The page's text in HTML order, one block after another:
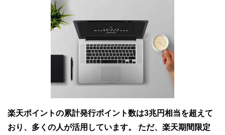
楽天ポイントの累計発行ポイント数は3兆円相当を超えて
おり、多くの人が活用しています。 ただ、楽天期間限定